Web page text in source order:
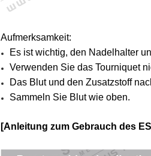
Aufmerksamkeit:
Es ist wichtig, den Nadelhalter
Verwenden Sie das Tourniquet
Das Blut und den Zusatzstoff
Sammeln Sie Blut wie oben.
[Anleitung zum Gebrauch des